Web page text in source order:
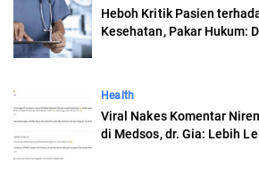
Heboh Kritik Pasien
Kesehatan, Pakar Hukum:
Health
Viral Nakes Komentar
di Medsos, dr. Gia: Lebih